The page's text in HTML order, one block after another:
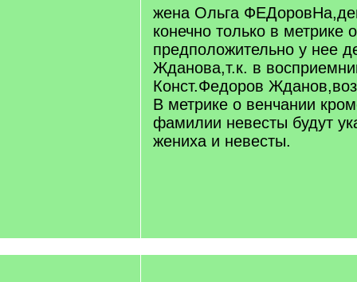
q
жена Ольга
конечно только в метрике
предположительно у нее
Жданова,т.к. в
Конст.Федоров
В метрике о венчании
фамилии невесты будут
жениха и невесты.